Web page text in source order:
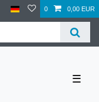
0 0,00 EUR
☰